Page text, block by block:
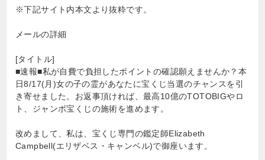
※下記サイト内本文より抜粋です。
メールの詳細
[タイトル]
■速報■私が自費で負担したポイントの確認願えませんか？本
日8/17(月)女の子の霊があなたに宝くじ当選のチャンスを引
き寄せました。お返事頂ければ、最高10億のTOTOBIGやロ
ト、ジャンボ宝くじの施術を進めます。
改めまして、私は、宝くじ専門の鑑定師Elizabeth
Campbell(エリザベス・キャンベル)で御座います。